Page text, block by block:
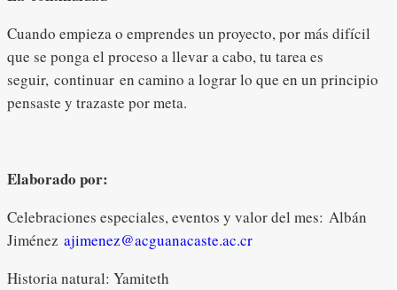
Cuando empieza o emprendes un proyecto, por más difícil
que se ponga el proceso a llevar a cabo, tu tarea es
seguir, continuar en camino a lograr lo que en un principio
pensaste y trazaste por meta.
Elaborado por:
Celebraciones especiales, eventos y valor del mes: Albán
Jiménez ajimenez@acguanacaste.ac.cr
Historia natural: Yamiteth